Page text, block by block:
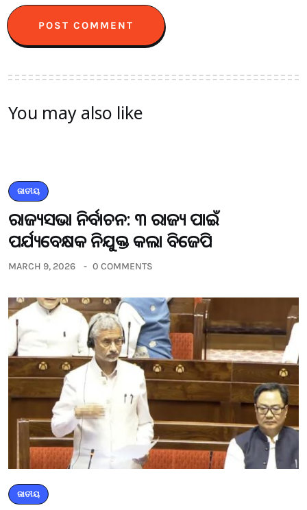
You may also like
ଜାତୀୟ
ରାଜ୍ୟସଭା ନିର୍ବାଚନ: ୩ ରାଜ୍ୟ ପାଇଁ
ପର୍ଯ୍ୟବେକ୍ଷକ ନିଯୁକ୍ତ କଲା ବିଜେପି
MARCH 9, 2026 0 COMMENTS
ଜାତୀୟ